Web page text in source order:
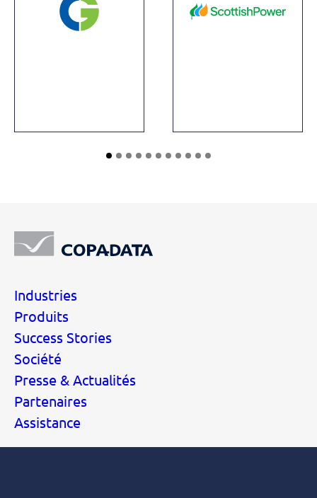
Industries
Produits
Success Stories
Société
Presse & Actualités
Partenaires
Assistance